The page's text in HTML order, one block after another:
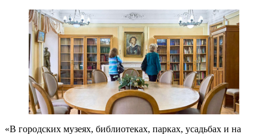
«В городских музеях, библиотеках, парках, усадьбах и на